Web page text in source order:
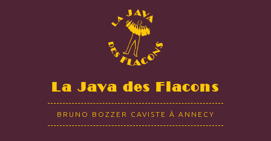
La Java des Flacons
BRUNO BOZZER CAVISTE À ANNECY